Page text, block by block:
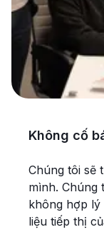
Không cố
Chúng tôi sẽ
mình. Chúng
không hợp lý
liệu tiếp thị